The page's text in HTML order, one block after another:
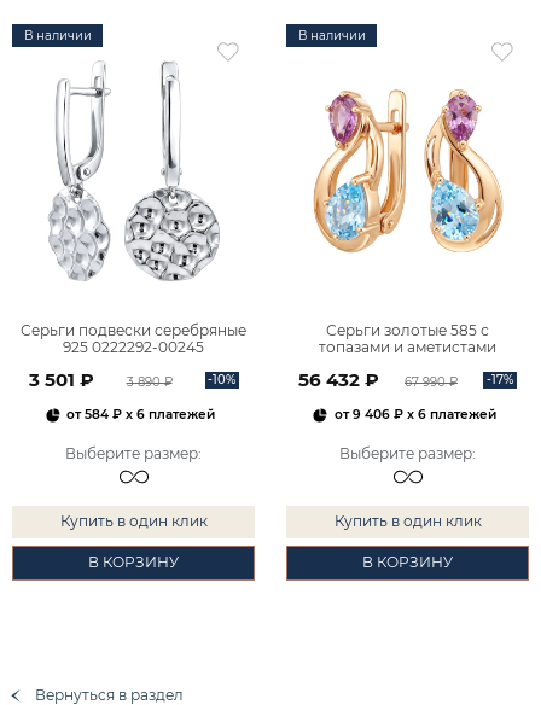
В наличии
Серьги подвески серебряные
925 0222292-00245
3 501 ₽ 3 890 ₽ -10%
от584 ₽ x 6 платежей
Выберите размер:
Купить в один клик
В КОРЗИНУ
В наличии
Серьги золотые 585 с
топазами и аметистами
56 432 ₽ 67 990 ₽ -17%
от9 406 ₽x 6 платежей
Выберите размер:
Купить в один клик
В КОРЗИНУ
Вернуться в раздел